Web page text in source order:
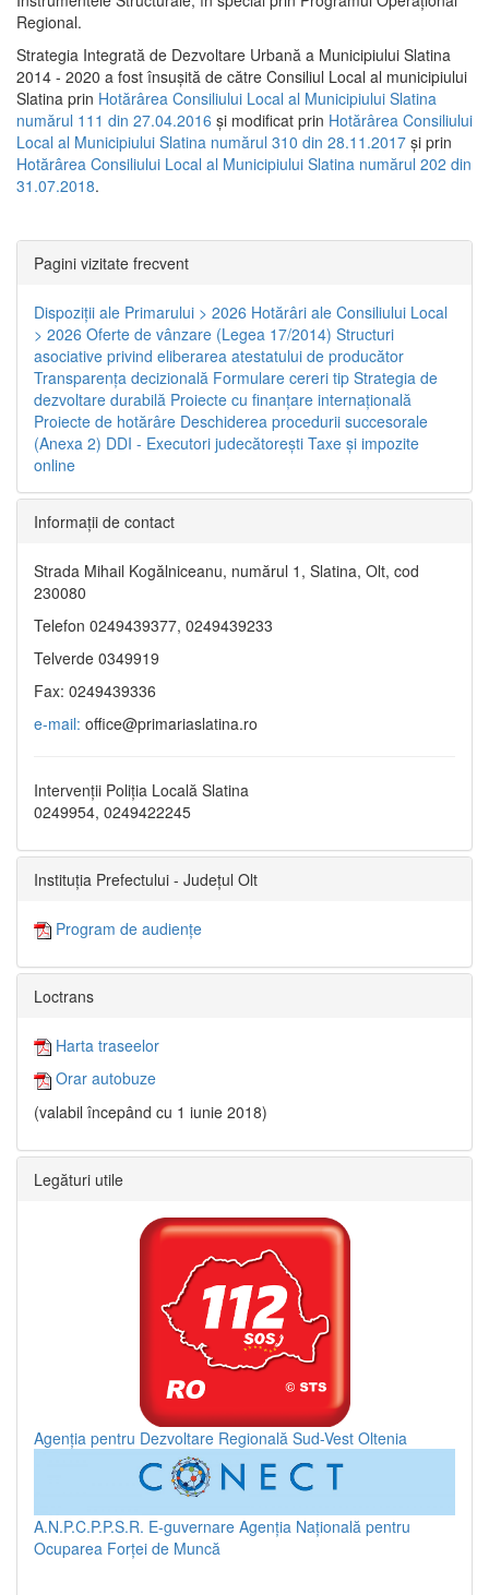
Regional.
Strategia Integrată de Dezvoltare Urbană a Municipiului Slatina
2014 - 2020 a fost însuşită de către Consiliul Local al municipiului
Slatina prin Hotărârea Consiliului Local al Municipiului Slatina
numărul 111 din 27.04.2016 și modificat prin Hotărârea Consiliului
Local al Municipiului Slatina numărul 310 din 28.11.2017 și prin
Hotărârea Consiliului Local al Municipiului Slatina numărul 202 din
31.07.2018.
Pagini vizitate frecvent
Dispoziţii ale Primarului > 2026 Hotărâri ale Consiliului Local
> 2026 Oferte de vânzare (Legea 17/2014) Structuri
asociative privind eliberarea atestatului de producător
Transparenţa decizională Formulare cereri tip Strategia de
dezvoltare durabilă Proiecte cu finanţare internaţională
Proiecte de hotărâre Deschiderea procedurii succesorale
(Anexa 2) DDI - Executori judecătorești Taxe şi impozite
online
Informaţii de contact
Strada Mihail Kogălniceanu, numărul 1, Slatina, Olt, cod
230080
Telefon 0249439377, 0249439233
Telverde 0349919
Fax: 0249439336
e-mail: office@primariaslatina.ro
Intervenții Poliția Locală Slatina
0249954, 0249422245
Instituția Prefectului - Județul Olt
Program de audiențe
Loctrans
Harta traseelor
Orar autobuze
(valabil începând cu 1 iunie 2018)
Legături utile
Agenția pentru Dezvoltare Regională Sud-Vest Oltenia
A.N.P.C.P.P.S.R. E-guvernare Agenția Națională pentru
Ocuparea Forței de Muncă